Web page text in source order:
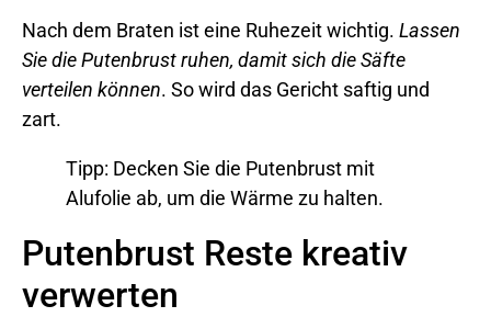
Nach dem Braten ist eine Ruhezeit wichtig. Lassen
Sie die Putenbrust ruhen, damit sich die Säfte
verteilen können. So wird das Gericht saftig und
zart.
Tipp: Decken Sie die Putenbrust mit
Alufolie ab, um die Wärme zu halten.
Putenbrust Reste kreativ
verwerten